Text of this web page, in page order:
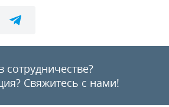
Свяжитесь с нами!